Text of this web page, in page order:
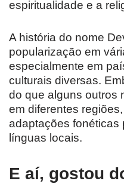
espiritualidade e a
A história do nome
popularização em
especialmente em
culturais diversas.
do que alguns outros
em diferentes
adaptações fonéticas
línguas locais.
E aí, gostou